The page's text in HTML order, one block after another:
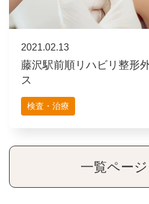
2021.02.13
藤沢駅前順リハビリ整形
ス
検査・治療
一覧ペー